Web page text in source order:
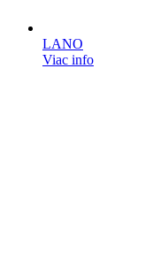
LANO
Viac info